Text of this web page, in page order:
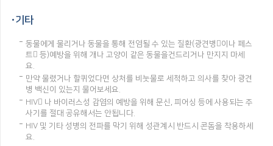
기타
동물에게 물리거나 동물을 통해 전염될 수 있는 질환(광견병이나 페스
트 등)예방을 위해 개나 고양이 같은 동물을건드리거나 만지지 마세
요.
만약 물렸거나 할퀴었다면 상처를 비눗물로 세척하고 의사를 찾아 광견
병 백신이 있는지 물어보세요.
HIV 나 바이러스성 감염의 예방을 위해 문신, 피어싱 등에 사용되는 주
사기를 절대 공유해서는 안됩니다.
HIV 및 기타 성병의 전파를 막기 위해 성관계시 반드시 콘돔을 착용하세
요.